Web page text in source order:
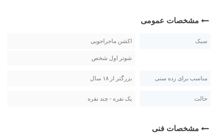
مشخصات عمومی
سبک اکشن ماجراجویی
شوتر اول شخص
مناسب برای رده سنی بزرگتر از ۱۸ سال
حالت یک نفره - چند نفره
مشخصات فنی